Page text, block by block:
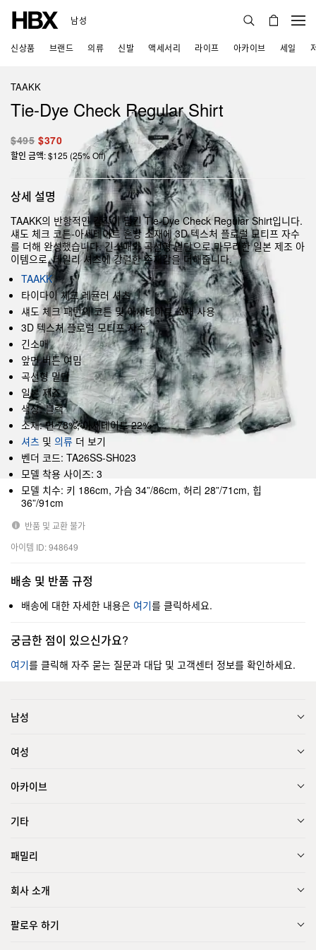
남성
신상품 브랜드 의류 신발 액세서리 라이프 아카이브 세일
TAAKK
Tie-Dye Check Regular Shirt
$495 $370
할인 금액: $125 (25% Off)
상세 설명
TAAKK의 반항적인 감각이 담긴 Tie-Dye Check Regular Shirt입니다.
섀도 체크 코튼-아세테이트 혼방 소재에 3D 텍스처 플로럴 모티프 자수
를 더해 완성했습니다. 긴소매와 곡선형 밑단으로 마무리한 일본 제조 아
이템으로, 데일리 셔츠에 강렬한 존재감을 더해줍니다.
TAAKK
타이다이 체크 레귤러 셔츠
섀도 체크 패턴의 코튼 및 아세테이트 소재 사용
3D 텍스처 플로럴 모티프 자수
긴소매
앞면 버튼 여밈
곡선형 밑단
일본 제조
색상: 블랙
소재: 면 78%, 아세테이트 22%
셔츠 및 의류 더 보기
벤더 코드: TA26SS-SH023
모델 착용 사이즈: 3
모델 치수: 키 186cm, 가슴 34”/86cm, 허리 28”/71cm, 힙
36”/91cm
반품 및 교환 불가
아이템 ID: 948649
배송 및 반품 규정
배송에 대한 자세한 내용은 여기를 클릭하세요.
궁금한 점이 있으신가요?
여기를 클릭해 자주 묻는 질문과 대답 및 고객센터 정보를 확인하세요.
남성
여성
아카이브
기타
패밀리
회사 소개
팔로우 하기